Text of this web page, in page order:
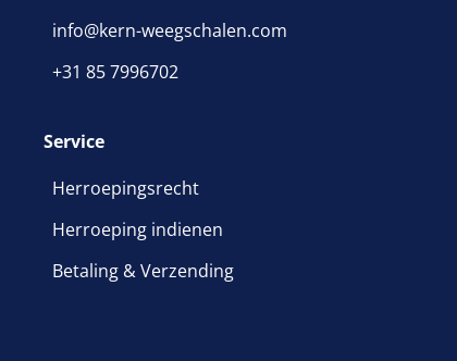
info@kern-weegschalen.com
+31 85 7996702
Service
Herroepingsrecht
Herroeping indienen
Betaling & Verzending